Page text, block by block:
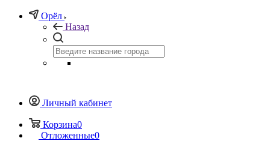
Орёл
Назад
Личный кабинет
Корзина0
Отложенные0